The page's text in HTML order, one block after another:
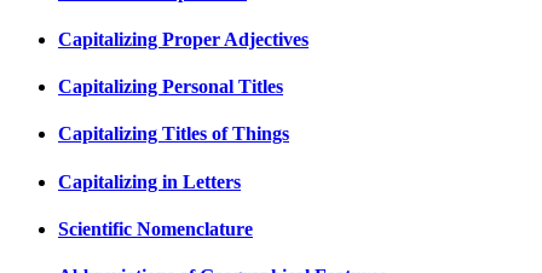
Capitalizing Proper Adjectives
Capitalizing Personal Titles
Capitalizing Titles of Things
Capitalizing in Letters
Scientific Nomenclature